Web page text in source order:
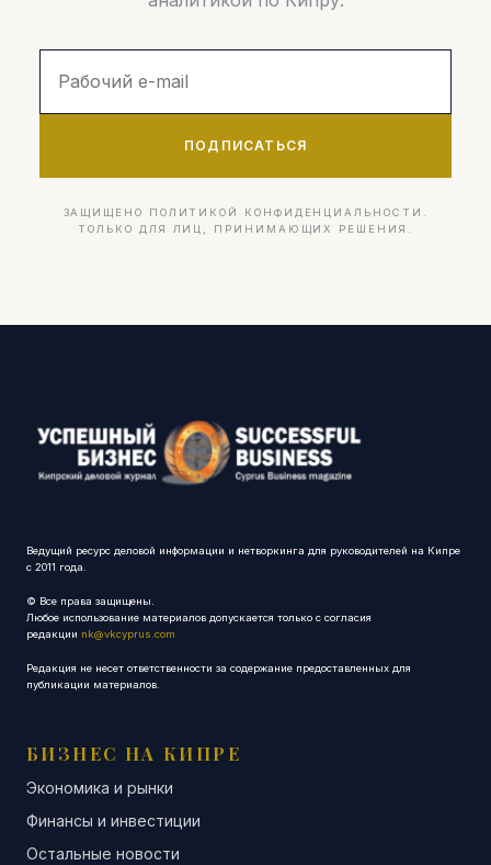
ПОДПИСАТЬСЯ
ЗАЩИЩЕНО ПОЛИТИКОЙ КОНФИДЕНЦИАЛЬНОСТИ.
ТОЛЬКО ДЛЯ ЛИЦ, ПРИНИМАЮЩИХ РЕШЕНИЯ.
Ведущий ресурс деловой информации и нетворкинга для руководителей на Кипре
с 2011 года.
© Все права защищены.
Любое использование материалов допускается только с согласия
редакции nk@vkcyprus.com
Редакция не несет ответственности за содержание предоставленных для
публикации материалов.
БИЗНЕС НА КИПРЕ
Экономика и рынки
Финансы и инвестиции
Остальные новости